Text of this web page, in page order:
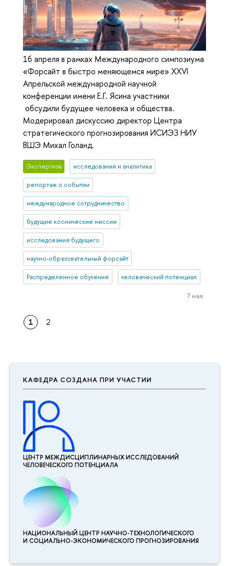
КАФЕДРА СОЗДАНА ПРИ УЧАСТИИ
ЦЕНТР МЕЖДИСЦИПЛИНАР­НЫХ ИССЛЕДОВАНИЙ
ЧЕЛОВЕЧЕСКОГО ПОТЕНЦИАЛА
НАЦИОНАЛЬНЫЙ ЦЕНТР НАУЧНО-ТЕХНОЛОГИЧЕСКОГО
И СОЦИАЛЬНО-ЭКОНОМИЧЕСКОГО ПРОГНОЗИРОВАНИЯ
16 апреля в рамках Международного симпозиума
«Форсайт в быстро меняющемся мире» XXVI
Апрельской международной научной
конференции имени Е.Г. Ясина участники
обсудили будущее человека и общества.
Модерировал дискуссию директор Центра
стратегического прогнозирования ИСИЭЗ НИУ
ВШЭ Михал Голанд.
Экспертиза исследования и аналитика
репортаж о событии
международное сотрудничество
будущие космические миссии
исследования будущего
научно-образовательный форсайт
Распределенное обучение человеческий потенциал
7 мая
1 2